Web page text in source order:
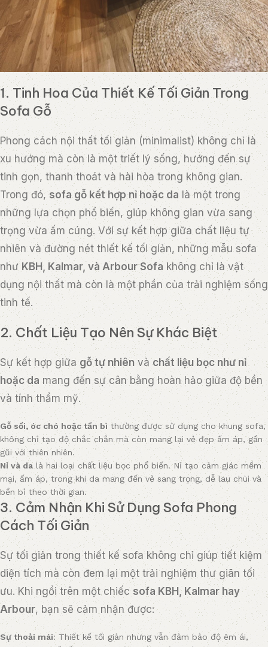
1. Tinh Hoa Của Thiết Kế Tối Giản Trong
Sofa Gỗ
Phong cách nội thất tối giản (minimalist) không chỉ là
xu hướng mà còn là một triết lý sống, hướng đến sự
tinh gọn, thanh thoát và hài hòa trong không gian.
Trong đó,sofa gỗ kết hợp nỉ hoặc da là một trong
những lựa chọn phổ biến, giúp không gian vừa sang
trọng vừa ấm cúng. Với sự kết hợp giữa chất liệu tự
nhiên và đường nét thiết kế tối giản, những mẫu sofa
nhưKBH, Kalmar, và Arbour Sofa không chỉ là vật
dụng nội thất mà còn là một phần của trải nghiệm sống
tinh tế.
2. Chất Liệu Tạo Nên Sự Khác Biệt
Sự kết hợp giữa gỗ tự nhiênvàchất liệu bọc như nỉ
hoặc da mang đến sự cân bằng hoàn hảo giữa độ bền
và tính thẩm mỹ.
Gỗ sồi, óc chó hoặc tần bìthường được sử dụng cho khung sofa,
không chỉ tạo độ chắc chắn mà còn mang lại vẻ đẹp ấm áp, gần
gũi với thiên nhiên.
Nỉ và da là hai loại chất liệu bọc phổ biến. Nỉ tạo cảm giác mềm
mại, ấm áp, trong khi da mang đến vẻ sang trọng, dễ lau chùi và
bền bỉ theo thời gian.
3. Cảm Nhận Khi Sử Dụng Sofa Phong
Cách Tối Giản
Sự tối giản trong thiết kế sofa không chỉ giúp tiết kiệm
diện tích mà còn đem lại một trải nghiệm thư giãn tối
ưu. Khi ngồi trên một chiếcsofa KBH, Kalmar hay
Arbour, bạn sẽ cảm nhận được:
Sự thoải mái: Thiết kế tối giản nhưng vẫn đảm bảo độ êm ái,